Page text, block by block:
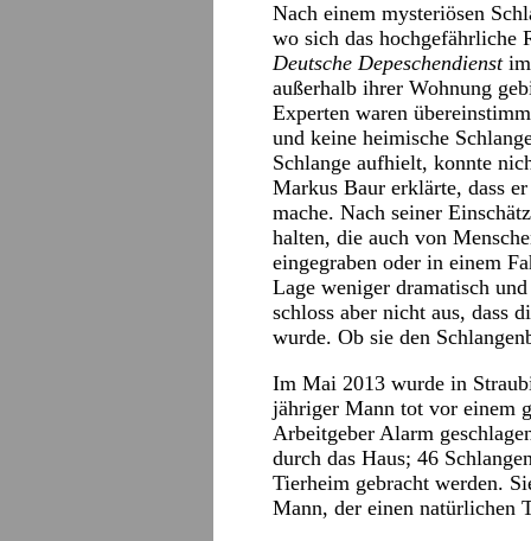
Nach einem mysteriösen
wo sich das hochgefährliche
Deutsche Depeschendienstim
außerhalb ihrer Wohnung
Experten waren
und keine heimische
Schlange aufhielt, konnte
Markus Baur erklärte, dass
mache. Nach seiner
halten, die auch von
eingegraben oder in einem
Lage weniger dramatisch
schloss aber nicht aus, dass
wurde. Ob sie den
Im Mai 2013 wurde in
jähriger Mann tot vor einem
Arbeitgeber Alarm
durch das Haus; 46
Tierheim gebracht werden.
Mann, der einen natürlichen